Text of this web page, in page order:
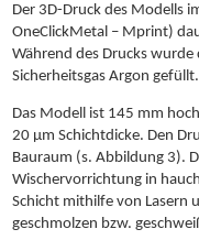
Der 3D-Druck des Modells
OneClickMetal – Mprint)
Während des Drucks
Sicherheitsgas Argon gefüllt.
Das Modell ist 145 mm
20 μm Schichtdicke. Den
Bauraum (s. Abbildung 3).
Wischervorrichtung in
Schicht mithilfe von Lasern
geschmolzen bzw.